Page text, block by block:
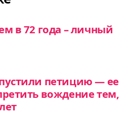
в 72 года – личный
петицию — ее
вождение тем,